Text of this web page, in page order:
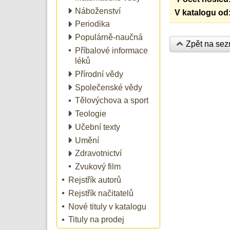
Náboženství
Periodika
Populárně-naučná
Příbalové informace
léků
Přírodní vědy
Společenské vědy
Tělovýchova a sport
Teologie
Učební texty
Umění
Zdravotnictví
Zvukový film
Rejstřík autorů
Rejstřík načitatelů
Nové tituly v katalogu
Tituly na prodej
V katalogu od:
Zpět na